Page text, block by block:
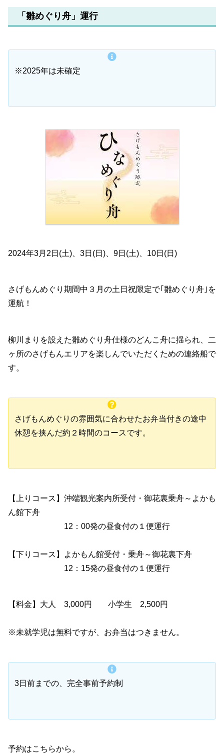
「雛めぐり舟」運行
※2025年は未確定
2024年3月2日(土)、3日(日)、9日(土)、10日(日)
さげもんめぐり期間中３月の土日祝限定で｢雛めぐり舟｣を
運航！
柳川まりを設えた雛めぐり舟仕様のどんこ舟に揺られ、二
ヶ所のさげもんエリアを楽しんでいただくための連絡船で
す。
さげもんめぐりの雰囲気に合わせたお弁当付きの途中
休憩を挟んだ約２時間のコースです。
【上りコース】沖端観光案内所受付・御花裏乗舟～よかも
ん館下舟
12：00発の昼食付の１便運行
【下りコース】よかもん館受付・乗舟～御花裏下舟
12：15発の昼食付の１便運行
【料金】大人 3,000円 小学生 2,500円
※未就学児は無料ですが、お弁当はつきません。
3日前までの、完全事前予約制
予約はこちらから。